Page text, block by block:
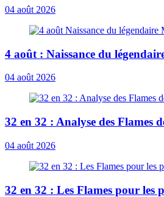
04 août 2026
4 août : Naissance du
04 août 2026
32 en 32 : Analyse des Flames
04 août 2026
32 en 32 : Les Flames pour les